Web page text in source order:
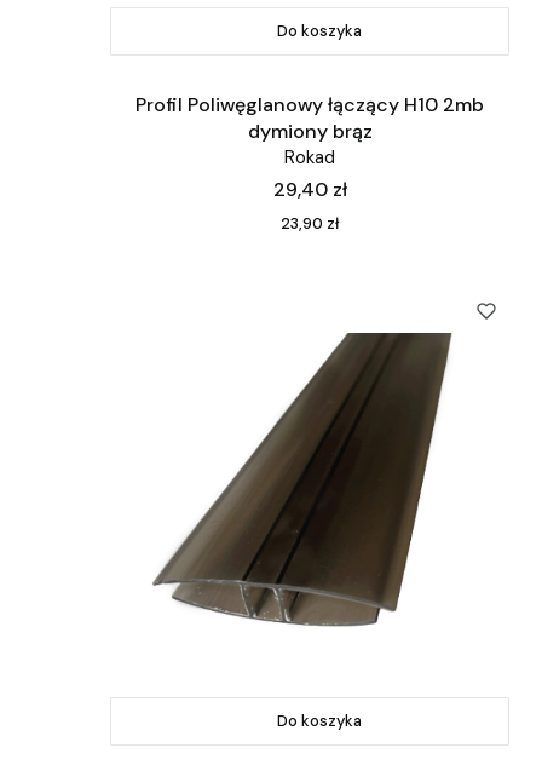
Do koszyka
Profil Poliwęglanowy łączący H10 2mb
dymiony brąz
Rokad
Cena
29,40 zł
Cena
23,90 zł
Do koszyka